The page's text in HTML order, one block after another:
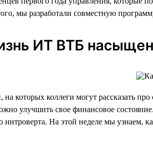
мы разработали совместную
ИТ ВТБ
на которых коллеги могут рассказать
улучшить свое финансовое
На этой неделе мы узнаем,